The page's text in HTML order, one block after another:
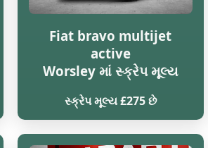
Fiat bravo multijet
active
Worsley માં સ્ક્રેપ મૂલ્ય
સ્ક્રેપ મૂલ્ય £275 છે